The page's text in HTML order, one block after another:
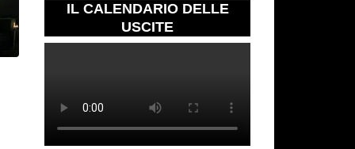
IL CALENDARIO DELLE
USCITE